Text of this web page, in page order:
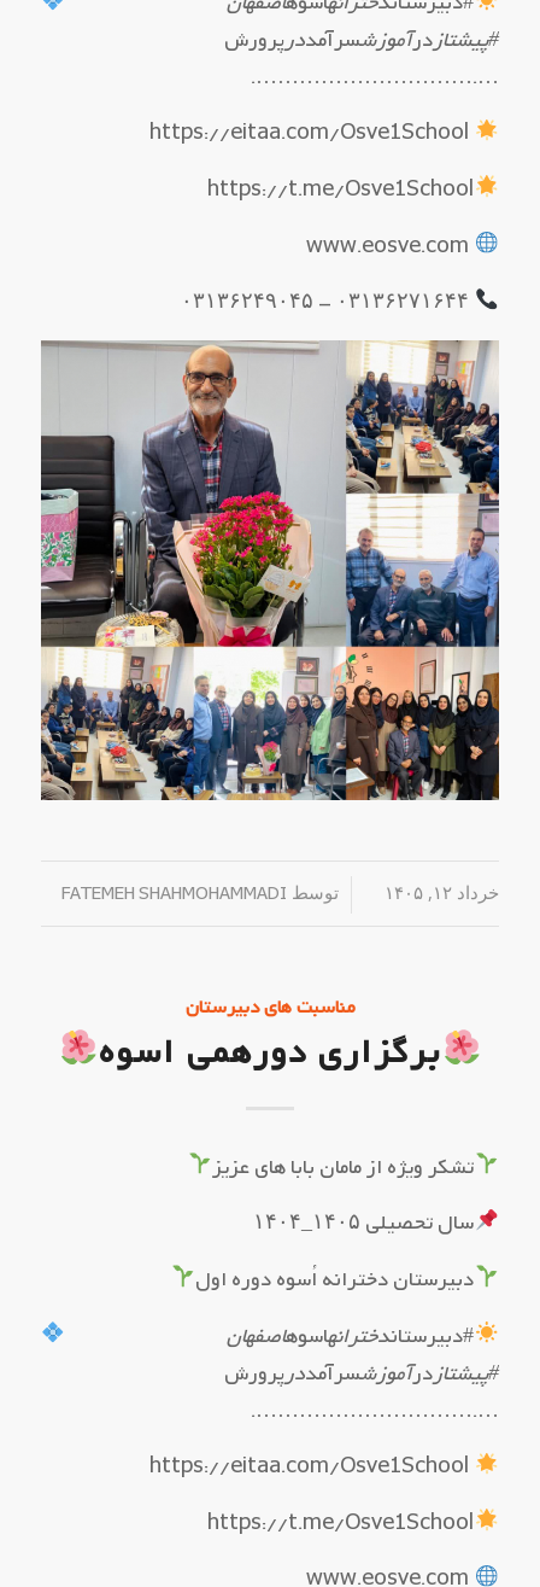
#پیشتازدرآموزشسرآمددرپرورش
….………………………….
https://t.me/Osve1School
خرداد ۱۲, ۱۴۰۵ / توسط FATEMEH SHAHMOHAMMADI
مناسبت های دبیرستان
برگزاری دورهمی اسوه
تشکر ویژه از مامان بابا های عزیز
سال تحصیلی ۱۴۰۵_۱۴۰۴
دبیرستان دخترانه اُسوه دوره اول
#دبیرستاندخترانهاسوهاصفهان
#پیشتازدرآموزشسرآمددرپرورش
….………………………….
https://t.me/Osve1School